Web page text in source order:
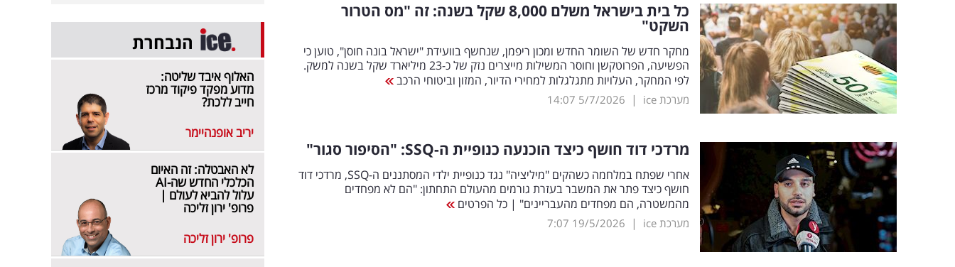
כל בית בישראל משלם 8,000 שקל בשנה: זה "מס הטרור
השקט"
מחקר חדש של השומר החדש ומכון ריפמן, שנחשף בוועידת "ישראל בונה חוסן", טוען כי
הפשיעה, הפרוטקשן וחוסר המשילות מייצרים נזק של כ-23 מיליארד שקל בשנה למשק.
לפי המחקר, העלויות מתגלגלות למחירי הדיור, המזון וביטוחי הרכב
מערכת ice |
5/7/2026
14:07
מרדכי דוד חושף כיצד הוכנעה כנופיית ה-SSQ: "הסיפור סגור"
אחרי שפתח במלחמה כשהקים "מיליציה" נגד כנופיית ילדי המסתננים ה-SSQ, מרדכי דוד
חושף כיצד פתר את המשבר בעזרת גורמים מהעולם התחתון: "הם לא מפחדים
מהמשטרה, הם מפחדים מהעבריינים" | כל הפרטים
מערכת ice |
19/5/2026
7:07
הנבחרת
האלוף איבד שליטה:
מדוע מפקד פיקוד מרכז
חייב ללכת?
יריב אופנהיימר
לא האבטלה: זה האיום
הכלכלי החדש שה-AI
עלול להביא לעולם |
פרופ' ירון זליכה
פרופ' ירון זליכה